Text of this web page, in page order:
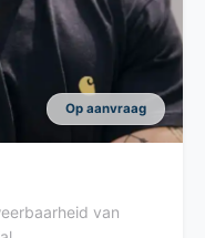
Op aanvraag
van